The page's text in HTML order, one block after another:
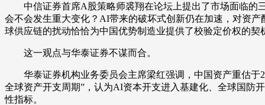
中信证券首席A股策略师裘翔在论坛上提出了市场面临的
会不会发生重大变化？AI带来的破坏式创新仍在加速，对资
球供应链的扰动恰恰为中国优势制造业提供了校验定价权的契
这一观点与华泰证券不谋而合。
华泰证券机构业务委员会主席梁红强调，中国资产重估于
全球资产开支周期”，认为AI资本开支进入基建化、全球国防
性指标。